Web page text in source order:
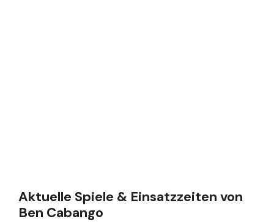
Aktuelle Spiele & Einsatzzeiten von
Ben Cabango